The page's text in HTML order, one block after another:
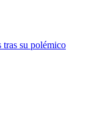
tras su polémico